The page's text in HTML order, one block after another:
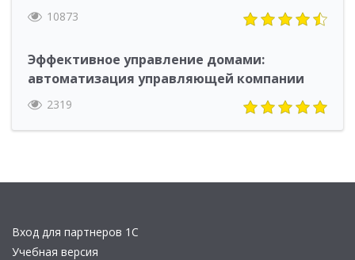
10873
Эффективное управление домами:
автоматизация управляющей компании
2319
Вход для партнеров 1С
Учебная версия